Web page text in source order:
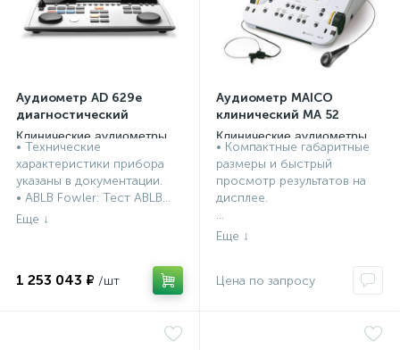
Аудиометр AD 629e
диагностический
Клинические аудиометры
• Технические
характеристики прибора
указаны в документации.
• ABLB Fowler: Тест ABLB...
1 253 043 ₽
Аудиометр MAICO
клинический MA 52
Клинические аудиометры
• Компактные габаритные
размеры и быстрый
просмотр результатов на
дисплее.
...